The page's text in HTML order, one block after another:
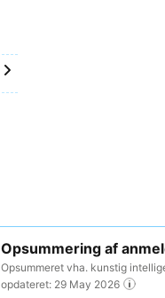
Opsummering af
Opsummeret vha. kunstig
opdateret: 29 May 2026